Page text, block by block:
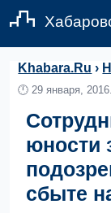
Khabara.Ru ›
🕛29 января, 2016.
юности
сбыте